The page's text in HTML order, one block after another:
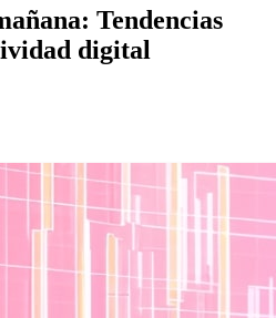
Tendencias
digital